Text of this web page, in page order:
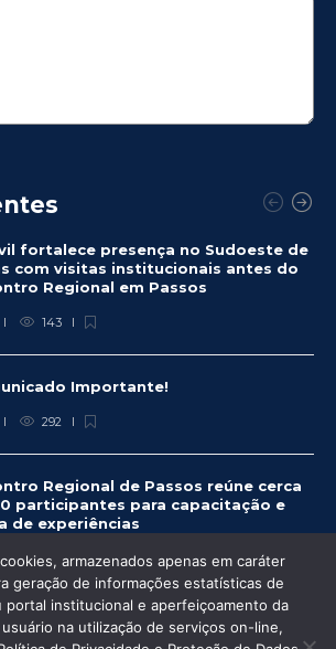
fortalece presença no Sudoeste de
com visitas institucionais antes do
Regional em Passos
143
Importante!
292
Regional de Passos reúne cerca
participantes para capacitação e
de experiências
281
armazenados apenas em caráter
geração de informações estatísticas de
portal institucional e aperfeiçoamento da
na utilização de serviços on-line,